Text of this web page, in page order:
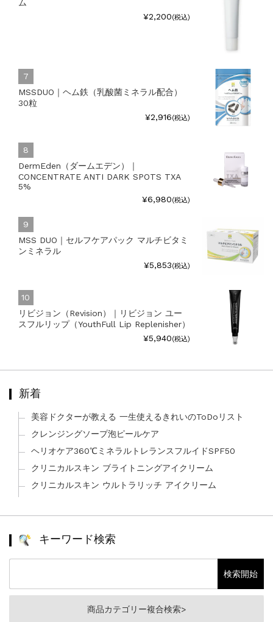
ム
¥2,200(税込)
MSSDUO｜ヘム鉄（乳酸菌ミネラル配合）
30粒
¥2,916(税込)
DermEden（ダームエデン）｜
CONCENTRATE ANTI DARK SPOTS TXA
5%
¥6,980(税込)
MSS DUO｜セルフケアパック マルチビタミ
ンミネラル
¥5,853(税込)
リビジョン（Revision）｜リビジョン ユー
スフルリップ（YouthFull Lip Replenisher）
¥5,940(税込)
新着
美容ドクターが教える 一生使えるきれいのToDoリスト
クレンジングソープ泡ピールケア
ヘリオケア360℃ミネラルトレランスフルイドSPF50
クリニカルスキン ブライトニングアイクリーム
クリニカルスキン ウルトラリッチ アイクリーム
キーワード検索
商品カテゴリー複合検索>